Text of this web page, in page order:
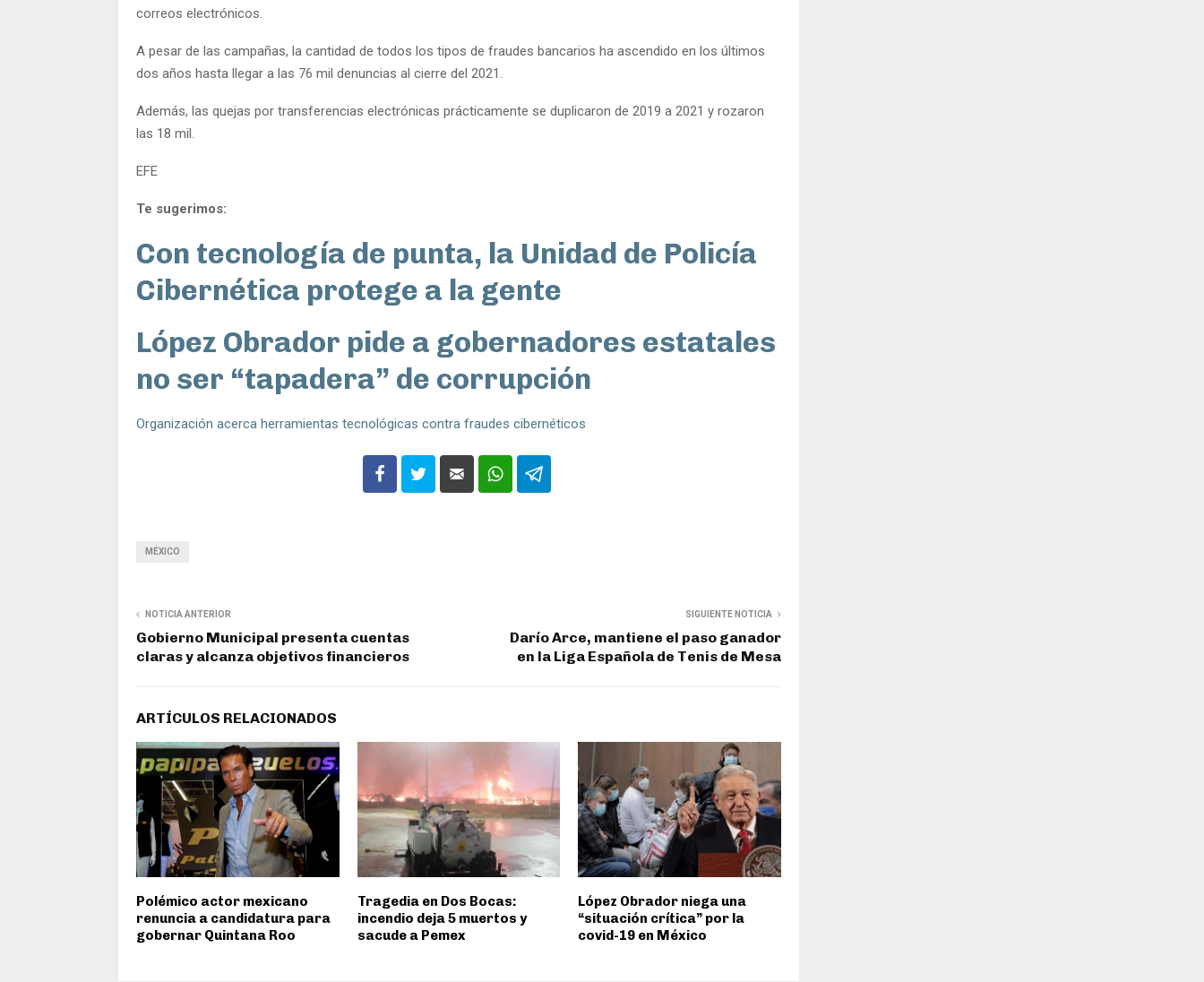
correos electrónicos.
A pesar de las campañas, la cantidad de todos los tipos de fraudes bancarios ha ascendido en los últimos
dos años hasta llegar a las 76 mil denuncias al cierre del 2021.
Además, las quejas por transferencias electrónicas prácticamente se duplicaron de 2019 a 2021 y rozaron
las 18 mil.
EFE
Te sugerimos:
Con tecnología de punta, la Unidad de Policía
Cibernética protege a la gente
López Obrador pide a gobernadores estatales
no ser “tapadera” de corrupción
Organización acerca herramientas tecnológicas contra fraudes cibernéticos
MÉXICO
NOTICIA ANTERIOR
Gobierno Municipal presenta cuentas
claras y alcanza objetivos financieros
SIGUIENTE NOTICIA
Darío Arce, mantiene el paso ganador
en la Liga Española de Tenis de Mesa
ARTÍCULOS RELACIONADOS
Polémico actor mexicano
renuncia a candidatura para
gobernar Quintana Roo
Tragedia en Dos Bocas:
incendio deja 5 muertos y
sacude a Pemex
López Obrador niega una
“situación crítica” por la
covid-19 en México